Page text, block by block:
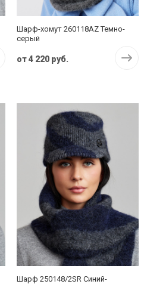
Шарф-хомут 260118AZ Темно-
серый
от4 220 руб.
Шарф 250148/2SR Синий-